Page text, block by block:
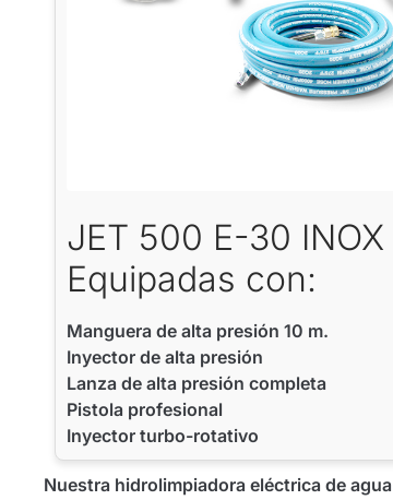
JET 500 E-30 INOX
Equipadas con:
Manguera de alta presión 10 m.
Inyector de alta presión
Lanza de alta presión completa
Pistola profesional
Inyector turbo-rotativo
Nuestra hidrolimpiadora eléctrica de